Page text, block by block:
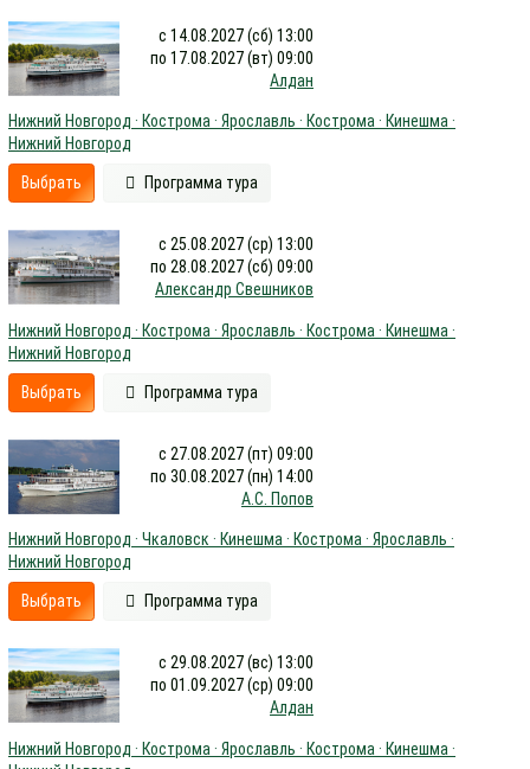
с 14.08.2027 (сб) 13:00
по 17.08.2027 (вт) 09:00
Алдан
Нижний Новгород · Кострома · Ярославль · Кострома · Кинешма ·
Нижний Новгород
Выбрать Программа тура
с 25.08.2027 (ср) 13:00
по 28.08.2027 (сб) 09:00
Александр Свешников
Нижний Новгород · Кострома · Ярославль · Кострома · Кинешма ·
Нижний Новгород
Выбрать Программа тура
с 27.08.2027 (пт) 09:00
по 30.08.2027 (пн) 14:00
А.С. Попов
Нижний Новгород · Чкаловск · Кинешма · Кострома · Ярославль ·
Нижний Новгород
Выбрать Программа тура
с 29.08.2027 (вс) 13:00
по 01.09.2027 (ср) 09:00
Алдан
Нижний Новгород · Кострома · Ярославль · Кострома · Кинешма ·